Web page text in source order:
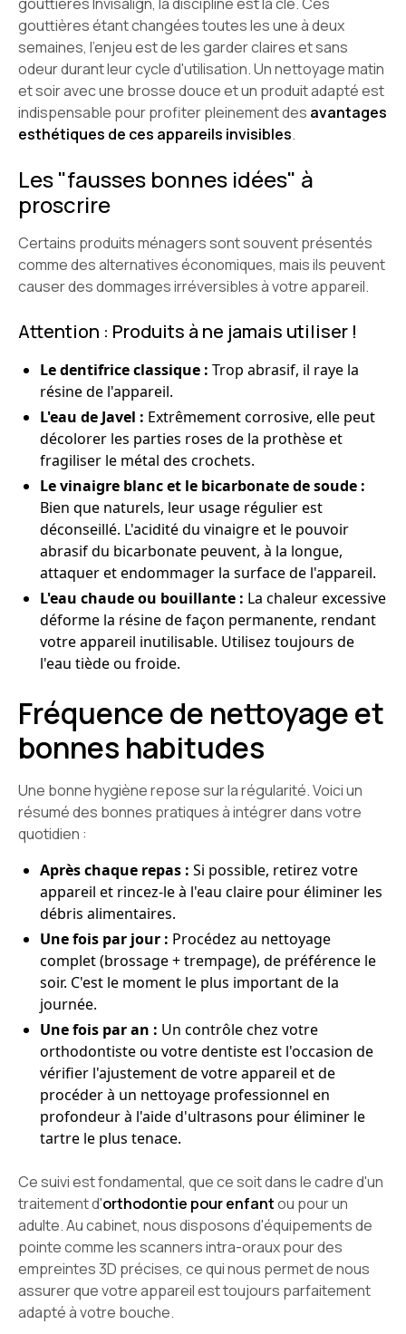
gouttières étant changées toutes les une à deux
semaines, l'enjeu est de les garder claires et sans
odeur durant leur cycle d'utilisation. Un nettoyage matin
et soir avec une brosse douce et un produit adapté est
indispensable pour profiter pleinement des avantages
esthétiques de ces appareils invisibles.
Les "fausses bonnes idées" à
proscrire
Certains produits ménagers sont souvent présentés
comme des alternatives économiques, mais ils peuvent
causer des dommages irréversibles à votre appareil.
Attention : Produits à ne jamais utiliser !
Le dentifrice classique : Trop abrasif, il raye la
résine de l'appareil.
L'eau de Javel : Extrêmement corrosive, elle peut
décolorer les parties roses de la prothèse et
fragiliser le métal des crochets.
Le vinaigre blanc et le bicarbonate de soude :
Bien que naturels, leur usage régulier est
déconseillé. L'acidité du vinaigre et le pouvoir
abrasif du bicarbonate peuvent, à la longue,
attaquer et endommager la surface de l'appareil.
L'eau chaude ou bouillante : La chaleur excessive
déforme la résine de façon permanente, rendant
votre appareil inutilisable. Utilisez toujours de
l'eau tiède ou froide.
Fréquence de nettoyage et
bonnes habitudes
Une bonne hygiène repose sur la régularité. Voici un
résumé des bonnes pratiques à intégrer dans votre
quotidien :
Après chaque repas : Si possible, retirez votre
appareil et rincez-le à l'eau claire pour éliminer les
débris alimentaires.
Une fois par jour : Procédez au nettoyage
complet (brossage + trempage), de préférence le
soir. C'est le moment le plus important de la
journée.
Une fois par an : Un contrôle chez votre
orthodontiste ou votre dentiste est l'occasion de
vérifier l'ajustement de votre appareil et de
procéder à un nettoyage professionnel en
profondeur à l'aide d'ultrasons pour éliminer le
tartre le plus tenace.
Ce suivi est fondamental, que ce soit dans le cadre d'un
traitement d'orthodontie pour enfantou pour un
adulte. Au cabinet, nous disposons d'équipements de
pointe comme les scanners intra-oraux pour des
empreintes 3D précises, ce qui nous permet de nous
assurer que votre appareil est toujours parfaitement
adapté à votre bouche.